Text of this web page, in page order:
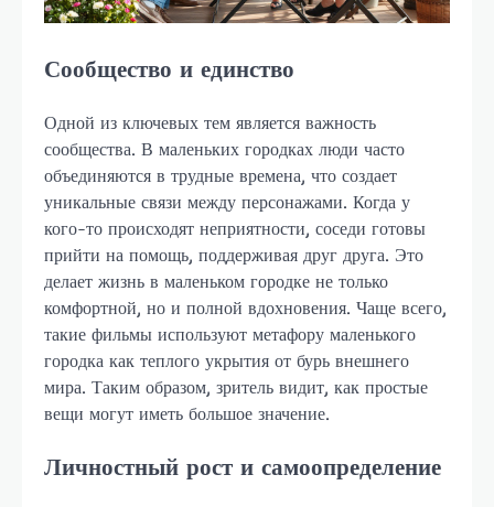
Сообщество и единство
Одной из ключевых тем является важность
сообщества. В маленьких городках люди часто
объединяются в трудные времена, что создает
уникальные связи между персонажами. Когда у
кого-то происходят неприятности, соседи готовы
прийти на помощь, поддерживая друг друга. Это
делает жизнь в маленьком городке не только
комфортной, но и полной вдохновения. Чаще всего,
такие фильмы используют метафору маленького
городка как теплого укрытия от бурь внешнего
мира. Таким образом, зритель видит, как простые
вещи могут иметь большое значение.
Личностный рост и самоопределение